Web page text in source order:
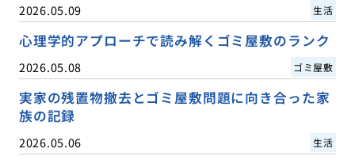
2026.05.09 生活
心理学的アプローチで読み解くゴミ屋敷のランク
2026.05.08 ゴミ屋敷
実家の残置物撤去とゴミ屋敷問題に向き合った家
族の記録
2026.05.06 生活